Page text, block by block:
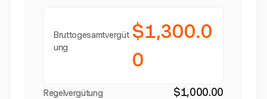
Bruttogesamtvergüt
ung
$1,300.0
0
Regelvergütung $1,000.00